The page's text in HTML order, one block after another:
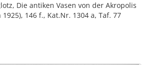
Die antiken Vasen von der Akropolis
146 f., Kat.Nr. 1304 a, Taf. 77